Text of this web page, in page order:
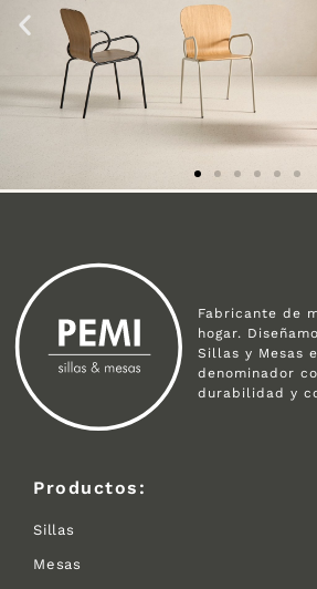
Fabricante de
hogar.
Sillas y Mesas
denominador
durabilidad y
Productos:
Sillas
Mesas